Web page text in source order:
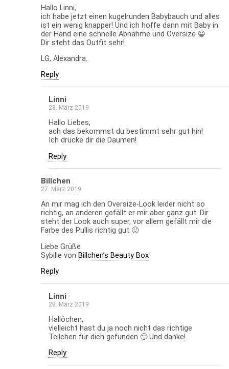
Hallo Linni,
ich habe jetzt einen kugelrunden Babybauch und alles
ist ein wenig knapper! Und ich hoffe dann mit Baby in
der Hand eine schnelle Abnahme und Oversize 😀
Dir steht das Outfit sehr!
LG, Alexandra.
Reply
Linni
28. März 2019
Hallo Liebes,
ach das bekommst du bestimmt sehr gut hin!
Ich drücke dir die Daumen!
Reply
Billchen
27. März 2019
An mir mag ich den Oversize-Look leider nicht so
richtig, an anderen gefällt er mir aber ganz gut. Dir
steht der Look auch super, vor allem gefällt mir die
Farbe des Pullis richtig gut 🙂
Liebe Grüße
Sybille von Billchen’s Beauty Box
Reply
Linni
28. März 2019
Hallöchen,
vielleicht hast du ja noch nicht das richtige
Teilchen für dich gefunden 🙂 Und danke!
Reply